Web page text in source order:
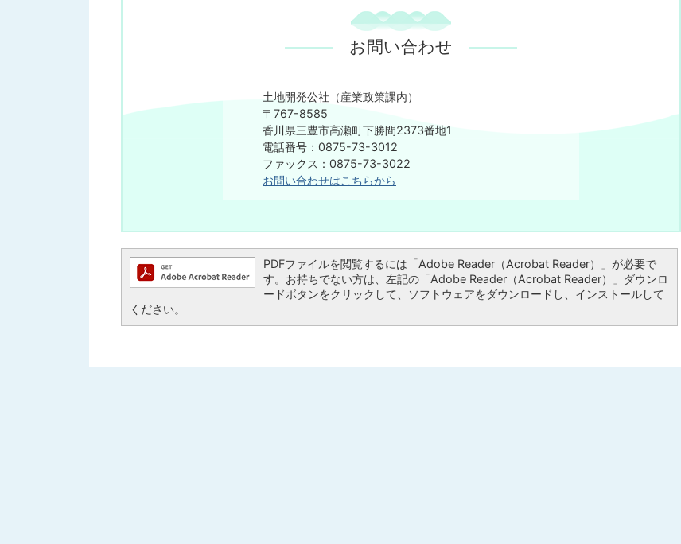
お問い合わせ
土地開発公社（産業政策課内）
〒767-8585
香川県三豊市高瀬町下勝間2373番地1
電話番号：0875-73-3012
ファックス：0875-73-3022
お問い合わせはこちらから
PDFファイルを閲覧するには「Adobe Reader（Acrobat Reader）」が必要で
す。お持ちでない方は、左記の「Adobe Reader（Acrobat Reader）」ダウンロ
ードボタンをクリックして、ソフトウェアをダウンロードし、インストールして
ください。